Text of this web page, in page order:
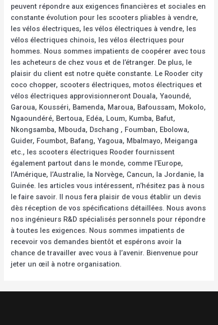
peuvent répondre aux exigences financières et sociales en
constante évolution pour les scooters pliables à vendre,
les vélos électriques, les vélos électriques à vendre, les
vélos électriques chinois, les vélos électriques pour
hommes. Nous sommes impatients de coopérer avec tous
les acheteurs de chez vous et de l’étranger. De plus, le
plaisir du client est notre quête constante. Le Rooder city
coco chopper, scooters électriques, motos électriques et
vélos électriques approvisionneront Douala, Yaoundé,
Garoua, Kousséri, Bamenda, Maroua, Bafoussam, Mokolo,
Ngaoundéré, Bertoua, Edéa, Loum, Kumba, Bafut,
Nkongsamba, Mbouda, Dschang , Foumban, Ebolowa,
Guider, Foumbot, Bafang, Yagoua, Mbalmayo, Meiganga
etc., les scooters électriques Rooder fournissent
également partout dans le monde, comme l’Europe,
l’Amérique, l’Australie, la Norvège, Cancun, la Jordanie, la
Guinée. les articles vous intéressent, n’hésitez pas à nous
le faire savoir. Il nous fera plaisir de vous établir un devis
dès réception de vos spécifications détaillées. Nous avons
nos ingénieurs R&D spécialisés personnels pour répondre
à toutes les exigences. Nous sommes impatients de
recevoir vos demandes bientôt et espérons avoir la
chance de travailler avec vous à l’avenir. Bienvenue pour
jeter un œil à notre organisation.